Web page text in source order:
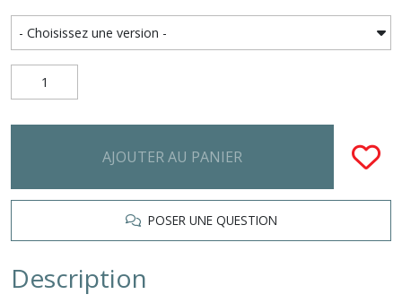
AJOUTER AU PANIER
POSER UNE QUESTION
Description